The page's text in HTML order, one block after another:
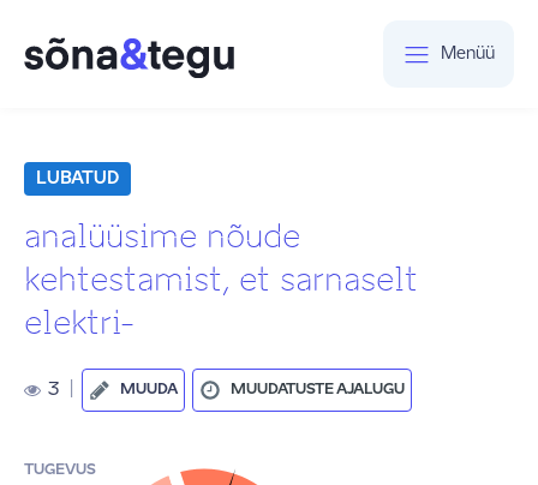
Menüü
LUBATUD
analüüsime nõude
kehtestamist, et sarnaselt
elektri-
3 MUUDA MUUDATUSTE AJALUGU
TUGEVUS